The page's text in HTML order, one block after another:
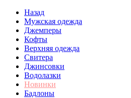
Назад
Мужская одежда
Джемперы
Кофты
Верхняя одежда
Свитера
Джинсовки
Водолазки
Новинки
Бадлоны